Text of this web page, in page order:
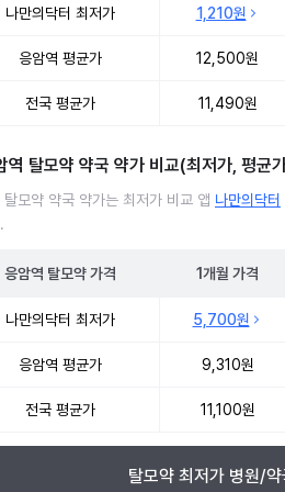
나만의닥터 최저가 1,210원
응암역 평균가 12,500원
전국 평균가 11,490원
역 탈모약 약국 약가 비교(최저가, 평균
탈모약 약국 약가는 최저가 비교 앱 나만의닥터
응암역 탈모약가격 1개월 가격
나만의닥터 최저가 5,700원
응암역 평균가 9,310원
전국 평균가 11,100원
탈모약 최저가 병원/약